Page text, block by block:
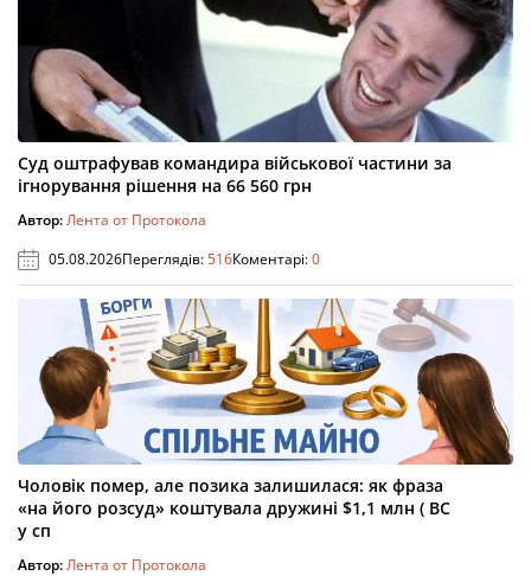
Суд оштрафував командира військової частини за
ігнорування рішення на 66 560 грн
Автор:Лента от Протокола
05.08.2026Переглядів:516Коментарі:0
Чоловік помер, але позика залишилася: як фраза
«на його розсуд» коштувала дружині $1,1 млн ( ВС
у сп
Автор:Лента от Протокола